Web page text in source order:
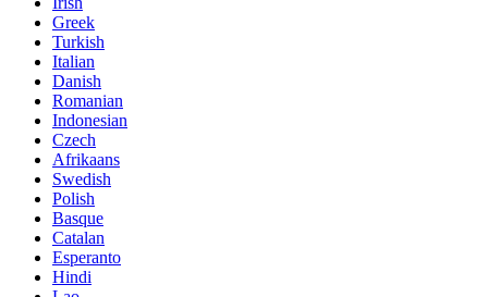
Greek
Turkish
Italian
Danish
Romanian
Indonesian
Czech
Afrikaans
Swedish
Polish
Basque
Catalan
Esperanto
Hindi